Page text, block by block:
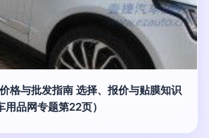
格与批发指南 选择、报价与贴膜知识
品网专题第22页）